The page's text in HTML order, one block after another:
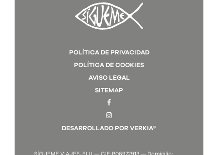
POLÍTICA DE PRIVACIDAD
POLÍTICA DE COOKIES
AVISO LEGAL
SITEMAP
DESARROLLADO POR VERKIA®
SÍGUEME VIAJES, SLU — CIF: B06972913 — Domicilio: